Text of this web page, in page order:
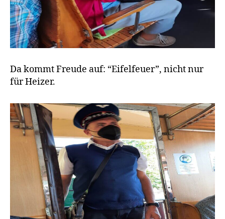
Da kommt Freude auf: “Eifelfeuer”, nicht nur
für Heizer.